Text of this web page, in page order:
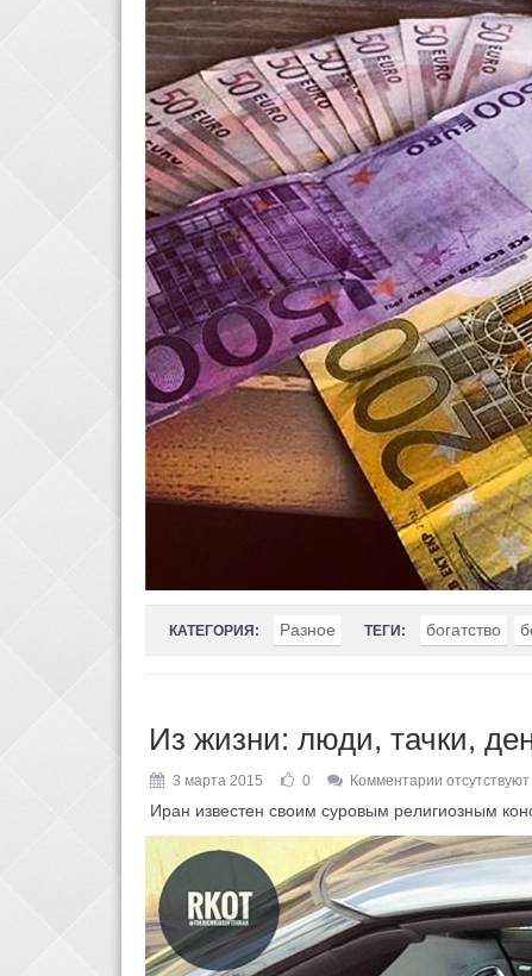
КАТЕГОРИЯ: Разное ТЕГИ: богатство
Из жизни: люди, тачки,
3 марта 2015 0 Комментарии отсутствуют
Иран известен своим суровым религиозным